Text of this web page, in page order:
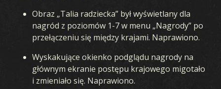
Obraz „Talia radziecka” był wyświetlany dla
nagród z poziomów 1-7 w menu „Nagrody” po
przełączeniu się między krajami. Naprawiono.
Wyskakujące okienko podglądu nagrody na
głównym ekranie postępu krajowego migotało
i zmieniało się. Naprawiono.